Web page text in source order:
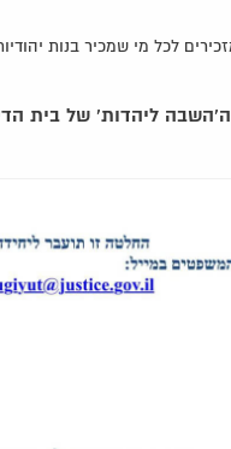
לכל מי שמכיר בנות
ליהדות' של בית